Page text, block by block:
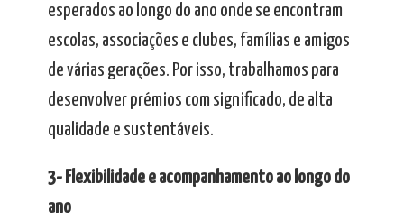
esperados ao longo do ano onde se encontram
escolas, associações e clubes, famílias e amigos
de várias gerações. Por isso, trabalhamos para
desenvolver prémios com significado, de alta
qualidade e sustentáveis.
3- Flexibilidade e acompanhamento ao longo do
ano